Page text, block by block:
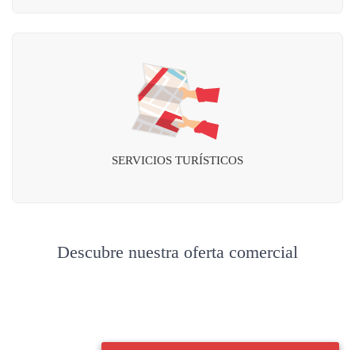
SERVICIOS TURÍSTICOS
Descubre nuestra oferta comercial